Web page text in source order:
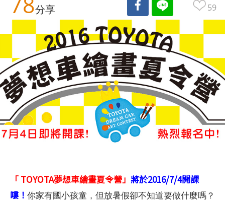
分享 59
「 TOYOTA夢想車繪畫夏令營」 將於2016/7/4開課
嘍！ 你家有國小孩童，但放暑假卻不知道要做什麼嗎？